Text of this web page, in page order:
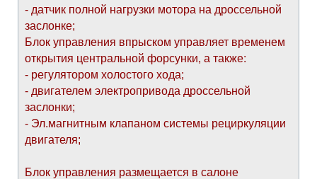
- датчик полной нагрузки мотора на дроссельной
заслонке;
Блок управления впрыском управляет временем
открытия центральной форсунки, а также:
- регулятором холостого хода;
- двигателем электропривода дроссельной
заслонки;
- Эл.магнитным клапаном системы рециркуляции
двигателя;
Блок управления размещается в салоне